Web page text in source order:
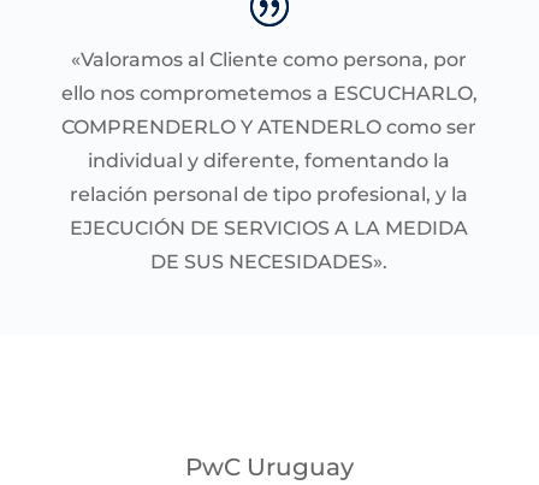
«Valoramos al Cliente como persona, por
ello nos comprometemos a ESCUCHARLO,
COMPRENDERLO Y ATENDERLO como ser
individual y diferente, fomentando la
relación personal de tipo profesional, y la
EJECUCIÓN DE SERVICIOS A LA MEDIDA
DE SUS NECESIDADES».
PwC Uruguay